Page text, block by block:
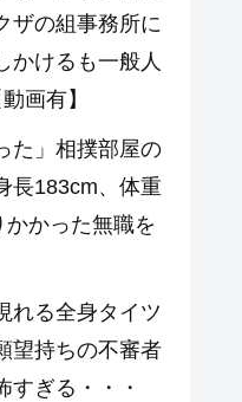
ザの組事務所に
かけるも一般人
画有】
た」相撲部屋の
長183cm、体重
かった無職を
れる全身タイツ
望持ちの不審者
すぎる・・・